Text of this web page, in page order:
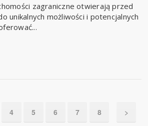
zagraniczne otwierają przed
unikalnych możliwości i potencjalnych
4 5 6 7 8 >